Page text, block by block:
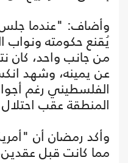
وأضاف: "عندما جلس
يُقنع حكومته ونواب
من جانب واحد، كان
عن يمينه، وشهد
الفلسطيني رغم
المنطقة عقب
وأكد رمضان أن
مما كانت قبل